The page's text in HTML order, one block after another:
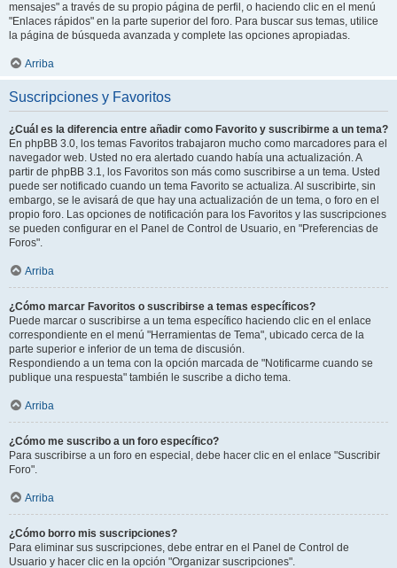
mensajes" a través de su propio página de perfil, o haciendo clic en el menú
"Enlaces rápidos" en la parte superior del foro. Para buscar sus temas, utilice
la página de búsqueda avanzada y complete las opciones apropiadas.
Arriba
Suscripciones y Favoritos
¿Cuál es la diferencia entre añadir como Favorito y suscribirme a un tema?
En phpBB 3.0, los temas Favoritos trabajaron mucho como marcadores para el
navegador web. Usted no era alertado cuando había una actualización. A
partir de phpBB 3.1, los Favoritos son más como suscribirse a un tema. Usted
puede ser notificado cuando un tema Favorito se actualiza. Al suscribirte, sin
embargo, se le avisará de que hay una actualización de un tema, o foro en el
propio foro. Las opciones de notificación para los Favoritos y las suscripciones
se pueden configurar en el Panel de Control de Usuario, en "Preferencias de
Foros".
Arriba
¿Cómo marcar Favoritos o suscribirse a temas específicos?
Puede marcar o suscribirse a un tema específico haciendo clic en el enlace
correspondiente en el menú "Herramientas de Tema", ubicado cerca de la
parte superior e inferior de un tema de discusión.
Respondiendo a un tema con la opción marcada de "Notificarme cuando se
publique una respuesta" también le suscribe a dicho tema.
Arriba
¿Cómo me suscribo a un foro específico?
Para suscribirse a un foro en especial, debe hacer clic en el enlace "Suscribir
Foro".
Arriba
¿Cómo borro mis suscripciones?
Para eliminar sus suscripciones, debe entrar en el Panel de Control de
Usuario y hacer clic en la opción "Organizar suscripciones".